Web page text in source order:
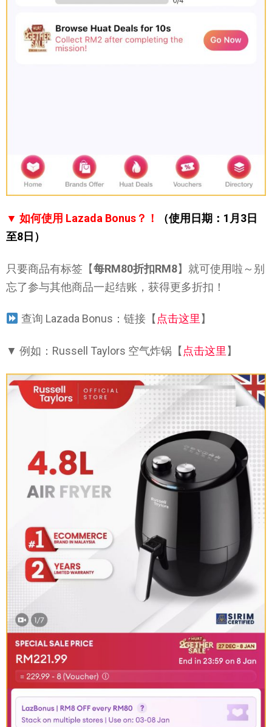
▼ 如何使用 Lazada Bonus？！
（使用日期：1月3日
至8日）
只要商品有标签【每RM80折扣RM8】就可使用啦～别
忘了参与其他商品一起结账，获得更多折扣！
查询 Lazada Bonus：链接【点击这里】
▼ 例如：Russell Taylors 空气炸锅【点击这里】